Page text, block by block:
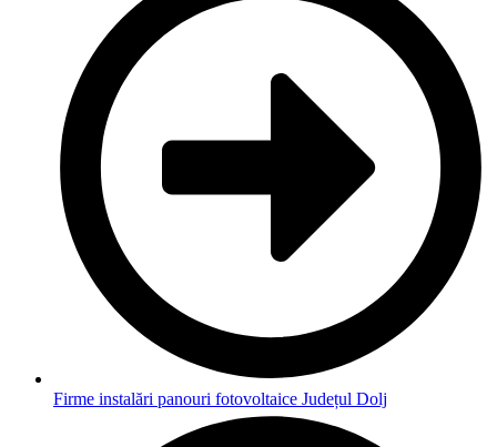
Firme instalări panouri fotovoltaice Județul Dolj